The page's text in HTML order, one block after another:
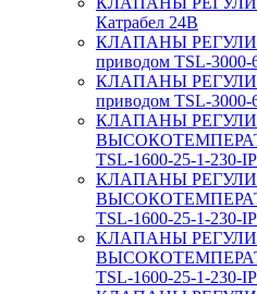
Катрабел 24В
КЛАПАНЫ
приводом TSL-3000-
КЛАПАНЫ
приводом TSL-3000-
КЛАПАНЫ
TSL-1600-25-1-230-
КЛАПАНЫ
TSL-1600-25-1-230-
КЛАПАНЫ
TSL-1600-25-1-230-